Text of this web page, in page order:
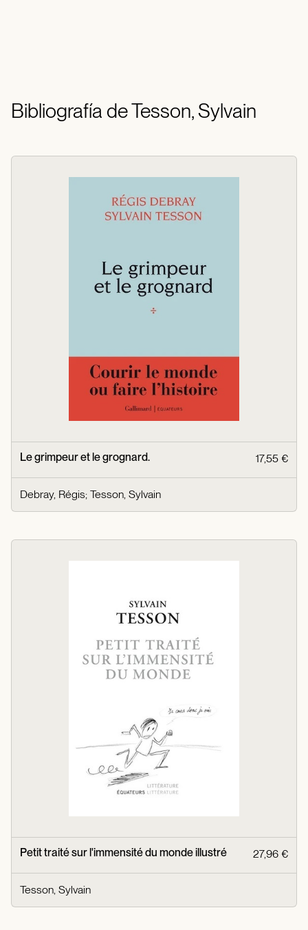
Bibliografía de Tesson, Sylvain
Le grimpeur et le grognard. 17,55 €
Debray, Régis; Tesson, Sylvain
Petit traité sur l'immensité du monde illustré 27,96 €
Tesson, Sylvain